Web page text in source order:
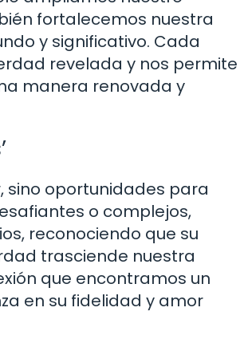
fortalecemos nuestra
y significativo. Cada
revelada y nos permite
manera renovada y
sino oportunidades para
o complejos,
reconociendo que su
trasciende nuestra
que encontramos un
en su fidelidad y amor